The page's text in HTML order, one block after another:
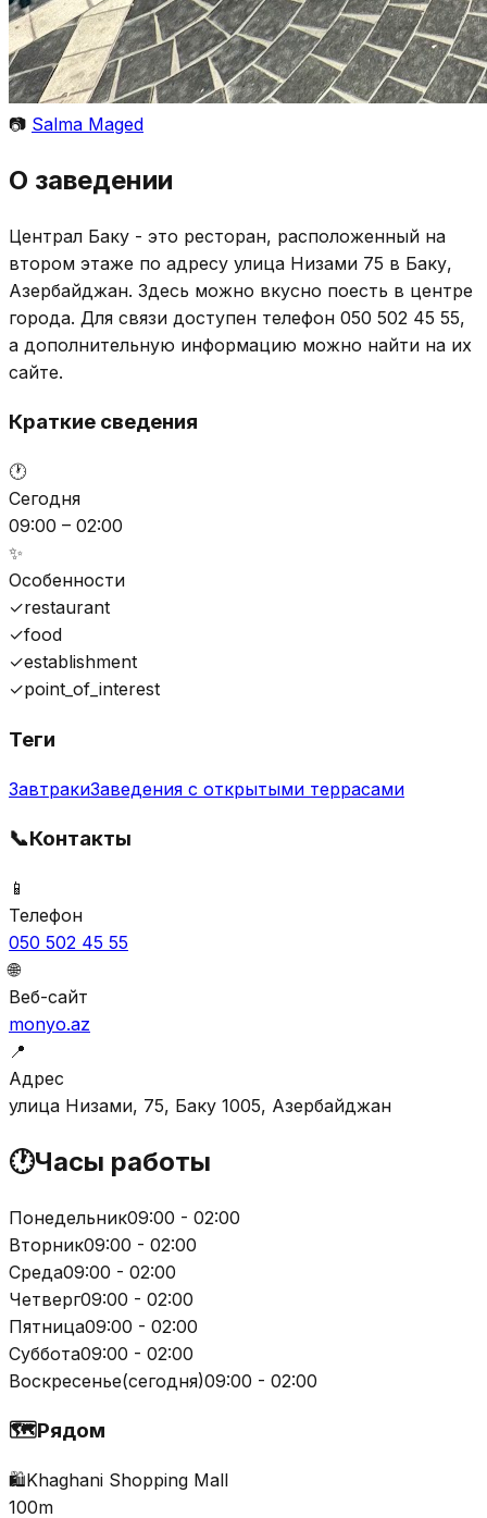
📷 Salma Maged
О заведении
Централ Баку - это ресторан, расположенный на
втором этаже по адресу улица Низами 75 в Баку,
Азербайджан. Здесь можно вкусно поесть в центре
города. Для связи доступен телефон 050 502 45 55,
а дополнительную информацию можно найти на их
сайте.
Краткие сведения
🕐
Сегодня
09:00 – 02:00
✨
Особенности
✓restaurant
✓food
✓establishment
✓point_of_interest
Теги
ЗавтракиЗаведения с открытыми террасами
📞Контакты
📱
Телефон
050 502 45 55
🌐
Веб-сайт
monyo.az
📍
Адрес
улица Низами, 75, Баку 1005, Азербайджан
🕐Часы работы
Понедельник09:00 - 02:00
Вторник09:00 - 02:00
Среда09:00 - 02:00
Четверг09:00 - 02:00
Пятница09:00 - 02:00
Суббота09:00 - 02:00
Воскресенье(сегодня)09:00 - 02:00
🗺️Рядом
🛍️Khaghani Shopping Mall
100m